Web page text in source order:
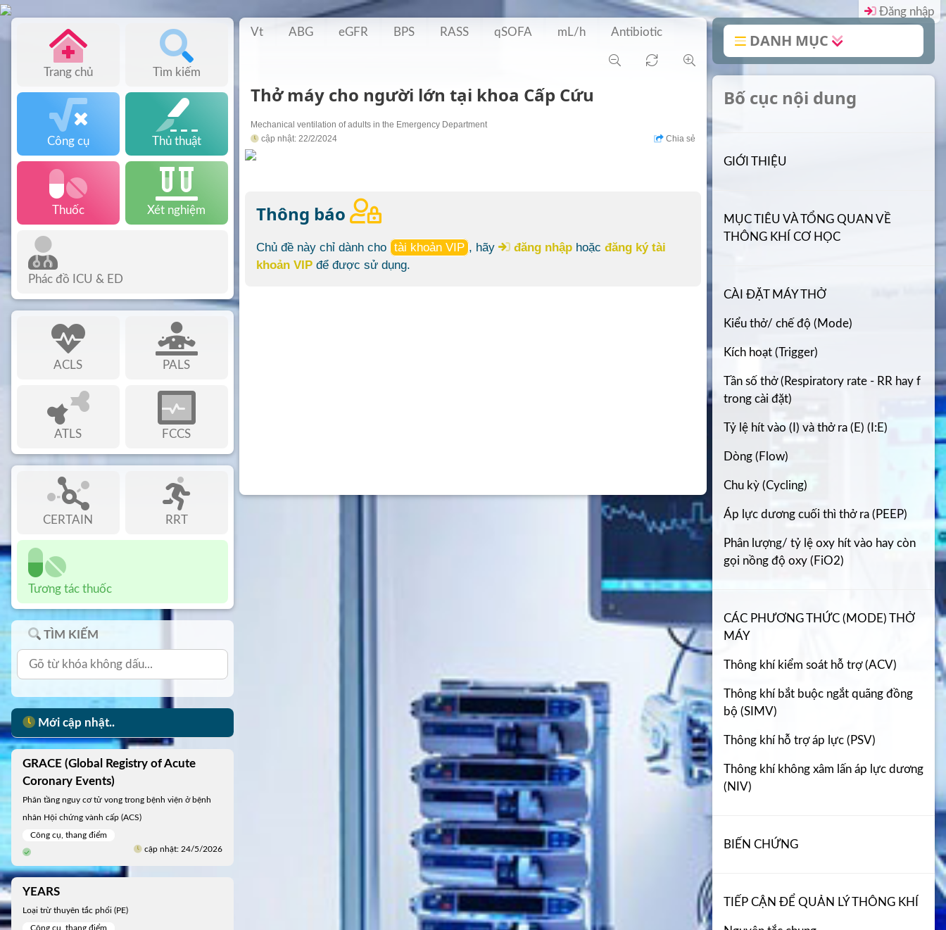
Đăng nhập
Trang chủ Tìm kiếm
Công cụ Thủ thuật
Thuốc Xét nghiệm
Phác đồ ICU & ED
ACLS PALS
ATLS FCCS
CERTAIN RRT
Tương tác thuốc
TÌM KIẾM
Mới cập nhật..
GRACE (Global Registry of Acute
Coronary Events)
Phân tầng nguy cơ tử vong trong bệnh viện ở bệnh
nhân Hội chứng vành cấp (ACS)
Công cụ, thang điểm
cập nhật: 24/5/2026
YEARS
Loại trừ thuyên tắc phổi (PE)
Công cụ, thang điểm
Vt ABG eGFR BPS RASS qSOFA mL/h Antibiotic
Thở máy cho người lớn tại khoa Cấp Cứu
Mechanical ventilation of adults in the Emergency Department
cập nhật: 22/2/2024
Chia sẻ
Thông báo
Chủ đề này chỉ dành cho tài khoản VIP , hãy đăng nhậphoặc đăng ký tài
khoản VIPđể được sử dụng.
DANH MỤC
Bố cục nội dung
GIỚI THIỆU
MỤC TIÊU VÀ TỔNG QUAN VỀ
THÔNG KHÍ CƠ HỌC
CÀI ĐẶT MÁY THỞ
Kiểu thở/ chế độ (Mode)
Kích hoạt (Trigger)
Tần số thở (Respiratory rate - RR hay f
trong cài đặt)
Tỷ lệ hít vào (I) và thở ra (E) (I:E)
Dòng (Flow)
Chu kỳ (Cycling)
Áp lực dương cuối thì thở ra (PEEP)
Phân lượng/ tỷ lệ oxy hít vào hay còn
gọi nồng độ oxy (FiO2)
CÁC PHƯƠNG THỨC (MODE) THỞ
MÁY
Thông khí kiểm soát hỗ trợ (ACV)
Thông khí bắt buộc ngắt quãng đồng
bộ (SIMV)
Thông khí hỗ trợ áp lực (PSV)
Thông khí không xâm lấn áp lực dương
(NIV)
BIẾN CHỨNG
TIẾP CẬN ĐỂ QUẢN LÝ THÔNG KHÍ